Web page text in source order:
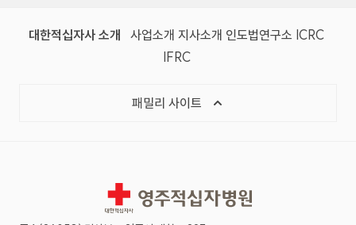
대한적십자사 소개 사업소개 지사소개 인도법연구소 ICRC
IFRC
패밀리 사이트
영주적십자병원